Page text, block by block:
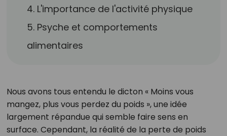
4. L'importance de l'activité physique
5. Psyche et comportements
alimentaires
Nous avons tous entendu le dicton « Moins vous
mangez, plus vous perdez du poids », une idée
largement répandue qui semble faire sens en
surface. Cependant, la réalité de la perte de poids